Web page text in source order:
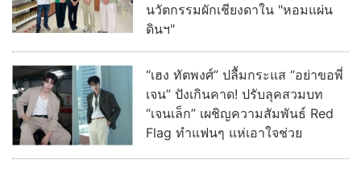
นวัตกรรมผักเชียงดาใน "หอมแผ่น
ดินฯ"
“เฮง ทัตพงศ์” ปลื้มกระแส “อย่าขอพี่
เจน” ปังเกินคาด! ปรับลุคสวมบท
“เจนเล็ก” เผชิญความสัมพันธ์ Red
Flag ทำแฟนๆ แห่เอาใจช่วย